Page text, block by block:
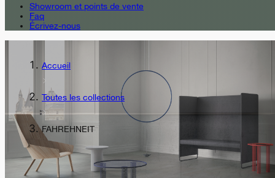
Showroom et points de vente
Faq
Écrivez-nous
Accueil
Toutes les collections
FAHREHNEIT